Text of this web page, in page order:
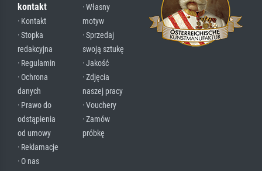
kontakt
· Kontakt
· Stopka
redakcyjna
· Regulamin
· Ochrona
danych
· Prawo do
odstąpienia
od umowy
· Reklamacje
· O nas
· Własny
motyw
· Sprzedaj
swoją sztukę
· Jakość
· Zdjęcia
naszej pracy
· Vouchery
· Zamów
próbkę